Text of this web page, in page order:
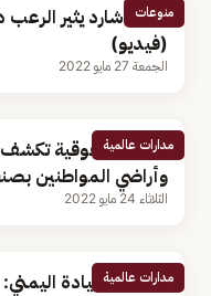
منوعات
جمل شارد يثير
(فيديو)
الجمعة 27 مايو 2022
مدارات عالمية
منظمة حقوقية تكشف
وأراضي المواطنين
الثلاثاء 24 مايو 2022
مدارات عالمية
مجلس القيادة